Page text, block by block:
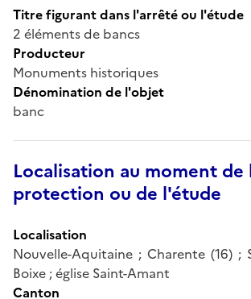
Titre figurant dans l'arrêté ou l'étude
2 éléments de bancs
Producteur
Monuments historiques
Dénomination de l'objet
banc
Localisation au moment de
protection ou de l'étude
Localisation
Nouvelle-Aquitaine ; Charente (16) ;
Boixe ; église Saint-Amant
Canton